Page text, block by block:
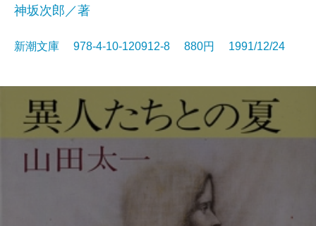
神坂次郎／著
新潮文庫 978-4-10-120912-8 880円 1991/12/24